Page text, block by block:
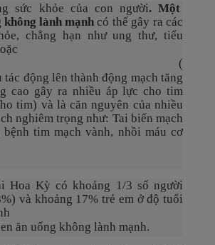
sức khỏe của con người. Một
không lành mạnh có thể gây ra các
chẳng hạn như ung thư, tiểu
(
tác động lên thành động mạch tăng
cao gây ra nhiều áp lực cho tim
tim) và là căn nguyên của nhiều
nghiêm trọng như: Tai biến mạch
tim mạch vành, nhồi máu cơ
Hoa Kỳ có khoảng 1/3 số người
và khoảng 17% trẻ em ở độ tuổi
ăn uống không lành mạnh.